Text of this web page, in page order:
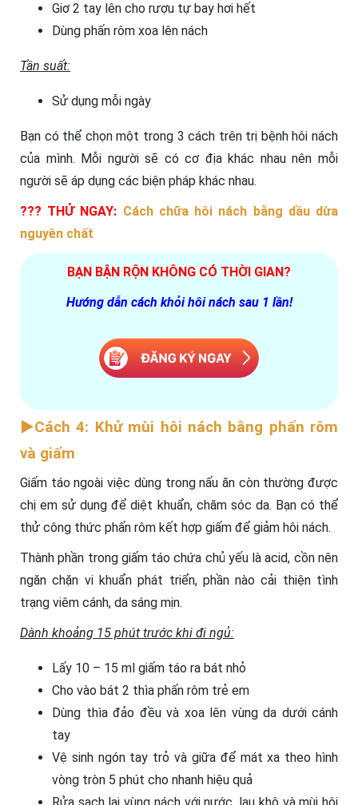
Giơ 2 tay lên cho rượu tự bay hơi hết
Dùng phấn rôm xoa lên nách
Tần suất:
Sử dụng mỗi ngày
Bạn có thể chọn một trong 3 cách trên trị bệnh hôi nách
của mình. Mỗi người sẽ có cơ địa khác nhau nên mỗi
người sẽ áp dụng các biện pháp khác nhau.
??? THỬ NGAY: Cách chữa hôi nách bằng dầu dừa
nguyên chất
BẠN BẬN RỘN KHÔNG CÓ THỜI GIAN?
Hướng dẫn cách khỏi hôi nách sau 1 lần!
►Cách 4: Khử mùi hôi nách bằng phấn rôm
và giấm
Giấm táo ngoài việc dùng trong nấu ăn còn thường được
chị em sử dụng để diệt khuẩn, chăm sóc da. Bạn có thể
thử công thức phấn rôm kết hợp giấm để giảm hôi nách.
Thành phần trong giấm táo chứa chủ yếu là acid, cồn nên
ngăn chặn vi khuẩn phát triển, phần nào cải thiện tình
trạng viêm cánh, da sáng mịn.
Dành khoảng 15 phút trước khi đi ngủ:
Lấy 10 – 15 ml giấm táo ra bát nhỏ
Cho vào bát 2 thìa phấn rôm trẻ em
Dùng thìa đảo đều và xoa lên vùng da dưới cánh
tay
Vệ sinh ngón tay trỏ và giữa để mát xa theo hình
vòng tròn 5 phút cho nhanh hiệu quả